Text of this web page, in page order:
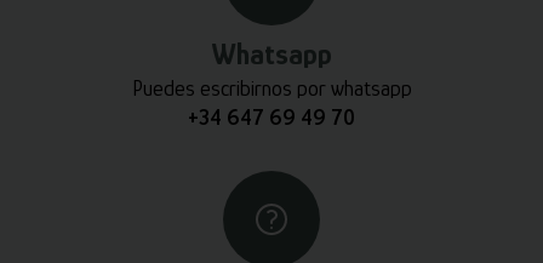
Whatsapp
Puedes escribirnos por whatsapp
+34 647 69 49 70